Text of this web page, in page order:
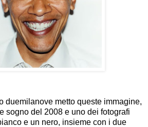
duemilanove metto queste immagine,
sogno del 2008 e uno dei fotografi
e un nero, insieme con i due